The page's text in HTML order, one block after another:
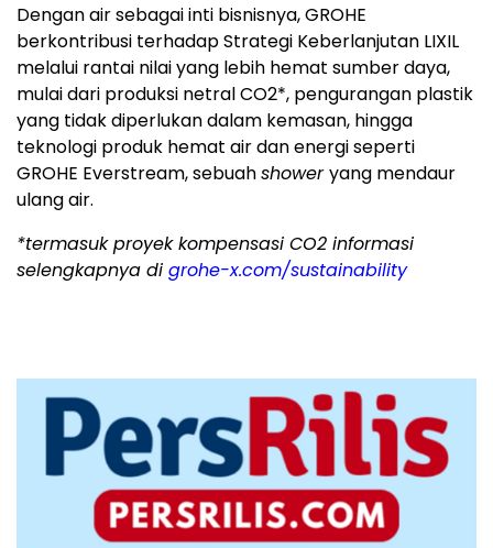
Dengan air sebagai inti bisnisnya, GROHE
berkontribusi terhadap Strategi Keberlanjutan LIXIL
melalui rantai nilai yang lebih hemat sumber daya,
mulai dari produksi netral CO2*, pengurangan plastik
yang tidak diperlukan dalam kemasan, hingga
teknologi produk hemat air dan energi seperti
GROHE Everstream, sebuahshoweryang mendaur
ulang air.
*termasuk proyek kompensasi CO2 informasi
selengkapnya di grohe-x.com/sustainability